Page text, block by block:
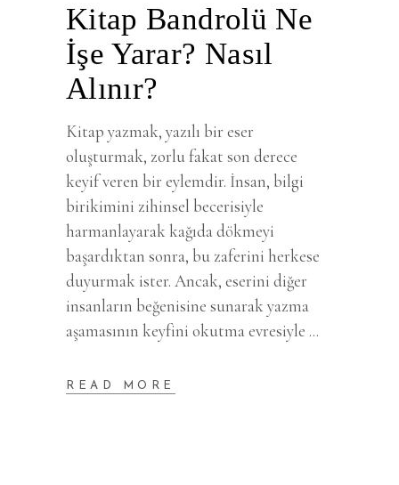
Kitap Bandrolü Ne
İşe Yarar? Nasıl
Alınır?
Kitap yazmak, yazılı bir eser
oluşturmak, zorlu fakat son derece
keyif veren bir eylemdir. İnsan, bilgi
birikimini zihinsel becerisiyle
harmanlayarak kağıda dökmeyi
başardıktan sonra, bu zaferini herkese
duyurmak ister. Ancak, eserini diğer
insanların beğenisine sunarak yazma
aşamasının keyfini okutma evresiyle
READ MORE